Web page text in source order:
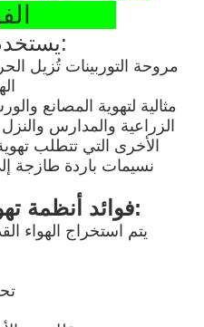
1. يستخدم على نطاق واسع:
مروحة التوربينات تُزيل
مثالية لتهوية المصانع
الزراعية والمدارس
الأخرى التي تتطلب
نسيمات باردة طازجة
2فوائد أنظمة تهوية توربينات السطح: